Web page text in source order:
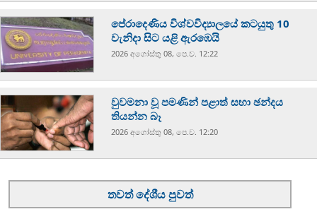
පේරාදෙණිය විශ්වවිද්‍යාලයේ කටයුතු 10
වැනිදා සිට යළි ඇරඹෙයි
2026 අගෝස්‍තු 08, පෙ.ව. 12:22
වුවමනා වූ පමණින් පළාත් සභා ඡන්දය
තියන්න බෑ
2026 අගෝස්‍තු 08, පෙ.ව. 12:20
තවත් දේශීය පුවත්